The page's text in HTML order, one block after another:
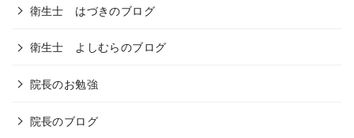
衛生士 はづきのブログ
衛生士 よしむらのブログ
院長のお勉強
院長のブログ